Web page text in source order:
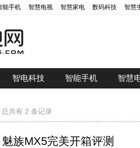
能手机 智慧电视 智慧家电 数码科技 智慧
智电科技 智能手机 智慧
总共有 2 条记录
族MX5完美开箱评测